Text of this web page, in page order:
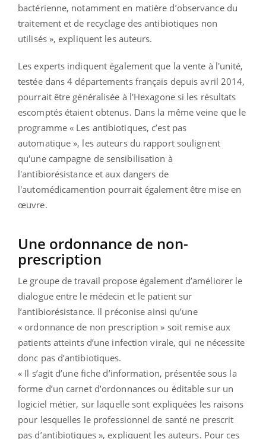
bactérienne, notamment en matière d’observance du
traitement et de recyclage des antibiotiques non
utilisés », expliquent les auteurs.
Les experts indiquent également que la vente à l'unité,
testée dans 4 départements français depuis avril 2014,
pourrait être généralisée à l'Hexagone si les résultats
escomptés étaient obtenus. Dans la même veine que le
programme « Les antibiotiques, c’est pas
automatique », les auteurs du rapport soulignent
qu'une campagne de sensibilisation à
l'antibiorésistance et aux dangers de
l'automédicamention pourrait également être mise en
œuvre.
Une ordonnance de non-
prescription
Le groupe de travail propose également d’améliorer le
dialogue entre le médecin et le patient sur
l’antibiorésistance. Il préconise ainsi qu’une
« ordonnance de non prescription » soit remise aux
patients atteints d’une infection virale, qui ne nécessite
donc pas d’antibiotiques.
« Il s’agit d’une fiche d’information, présentée sous la
forme d’un carnet d’ordonnances ou éditable sur un
logiciel métier, sur laquelle sont expliquées les raisons
pour lesquelles le professionnel de santé ne prescrit
pas d’antibiotiques », expliquent les auteurs. Pour ces